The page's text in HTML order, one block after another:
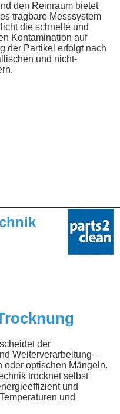
den Reinraum bietet
tragbare Messsystem
die schnelle und
Kontamination auf
der Partikel erfolgt nach
und nicht-
der
Weiterverarbeitung –
oder optischen Mängeln.
trocknet selbst
und
und